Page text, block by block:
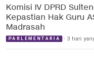
Komisi IV DPRD
Kepastian Hak Guru
Madrasah
PARLEMENTARIA 3 hari